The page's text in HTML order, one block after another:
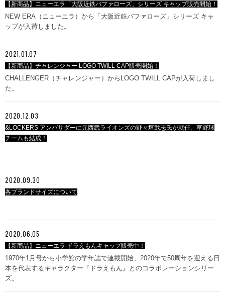
【新商品】ニューエラ「大阪近鉄バファローズ」シリーズ キャップ販売開始！
NEW ERA（ニューエラ）から「大阪近鉄バファローズ」シリーズ キャ
ップが入荷しました。
2021.01.07
【新商品】チャレンジャー LOGO TWILL CAP販売開始！
CHALLENGER（チャレンジャー）からLOGO TWILL CAPが入荷しまし
た。
2020.12.03
&LOCKERS アンバサダーに元西武ライオンズの野々垣武志氏が就任。草野球
チームも結成！
2020.09.30
各ブランドサイズについて
2020.06.05
【新商品】ニューエラ ドラえもんキャップ販売中！
1970年1月号から小学館の学年誌で連載開始、2020年で50周年を迎える日
本を代表するキャラクター『ドラえもん』とのコラボレーションシリー
ズ。